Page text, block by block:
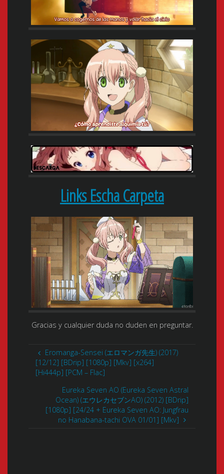
Links Escha Carpeta
Gracias y cualquier duda no duden en preguntar.
Eromanga-Sensei (エロマンガ先生) (2017)
[12/12] [BDrip] [1080p] [Mkv] [x264]
[Hi444p] [PCM – Flac]
Eureka Seven AO (Eureka Seven Astral
Ocean) (エウレカセブンAO) (2012) [BDrip]
[1080p] [24/24 + Eureka Seven AO: Jungfrau
no Hanabana-tachi OVA 01/01] [Mkv]